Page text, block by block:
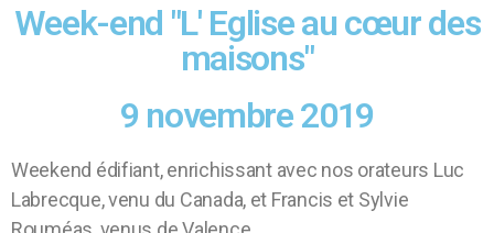
Week-end "L' Eglise au cœur des
maisons"
9 novembre 2019
Weekend édifiant, enrichissant avec nos orateurs Luc
Labrecque, venu du Canada, et Francis et Sylvie